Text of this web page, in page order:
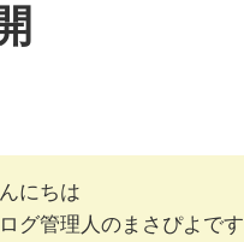
にちは
グ管理人のまさぴよです